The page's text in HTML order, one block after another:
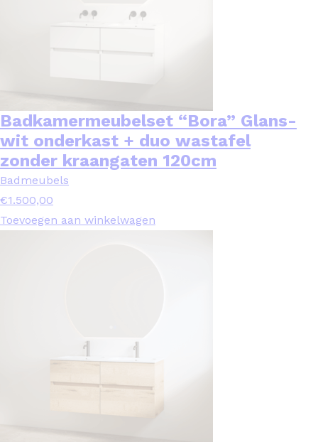
Badkamermeubelset “Bora” Glans-
wit onderkast + duo wastafel
zonder kraangaten 120cm
Badmeubels
€1.500,00
Toevoegen aan winkelwagen